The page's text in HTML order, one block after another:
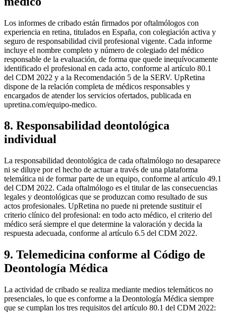
Los informes de cribado están firmados por oftalmólogos con
experiencia en retina, titulados en España, con colegiación activa y
seguro de responsabilidad civil profesional vigente. Cada informe
incluye el nombre completo y número de colegiado del médico
responsable de la evaluación, de forma que quede inequívocamente
identificado el profesional en cada acto, conforme al artículo 80.1
del CDM 2022 y a la Recomendación 5 de la SERV. UpRetina
dispone de la relación completa de médicos responsables y
encargados de atender los servicios ofertados, publicada en
upretina.com/equipo-medico.
8. Responsabilidad deontológica
individual
La responsabilidad deontológica de cada oftalmólogo no desaparece
ni se diluye por el hecho de actuar a través de una plataforma
telemática ni de formar parte de un equipo, conforme al artículo 49.1
del CDM 2022. Cada oftalmólogo es el titular de las consecuencias
legales y deontológicas que se produzcan como resultado de sus
actos profesionales. UpRetina no puede ni pretende sustituir el
criterio clínico del profesional: en todo acto médico, el criterio del
médico será siempre el que determine la valoración y decida la
respuesta adecuada, conforme al artículo 6.5 del CDM 2022.
9. Telemedicina conforme al Código de
Deontología Médica
La actividad de cribado se realiza mediante medios telemáticos no
presenciales, lo que es conforme a la Deontología Médica siempre
que se cumplan los tres requisitos del artículo 80.1 del CDM 2022: